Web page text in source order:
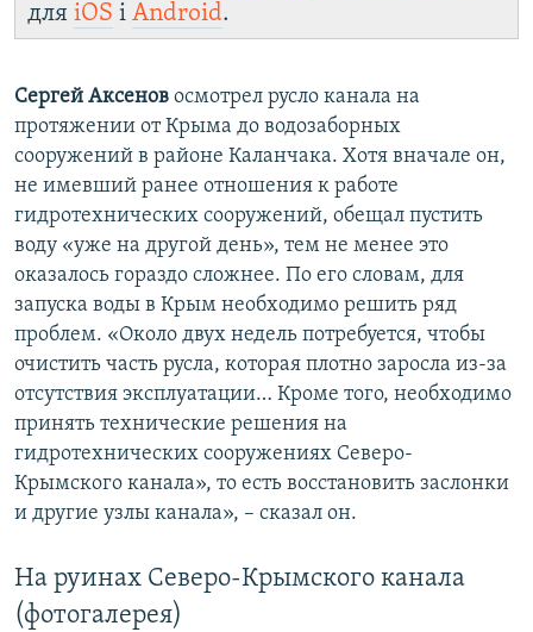
для iOS і Android.
Сергей Аксенов осмотрел русло канала на
протяжении от Крыма до водозаборных
сооружений в районе Каланчака. Хотя вначале он,
не имевший ранее отношения к работе
гидротехнических сооружений, обещал пустить
воду «уже на другой день», тем не менее это
оказалось гораздо сложнее. По его словам, для
запуска воды в Крым необходимо решить ряд
проблем. «Около двух недель потребуется, чтобы
очистить часть русла, которая плотно заросла из-за
отсутствия эксплуатации… Кроме того, необходимо
принять технические решения на
гидротехнических сооружениях Северо-
Крымского канала», то есть восстановить заслонки
и другие узлы канала», – сказал он.
На руинах Северо-Крымского канала
(фотогалерея)